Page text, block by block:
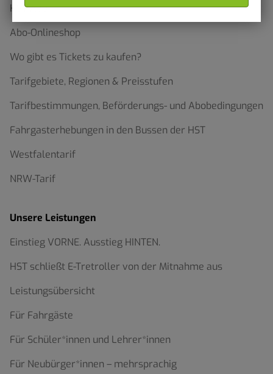
HST App
Abo-Onlineshop
Wo gibt es Tickets zu kaufen?
Tarifgebiete, Regionen & Preisstufen
Tarifbestimmungen, Beförderungs- und Abobedingungen
Fahrgasterhebungen in den Bussen der HST
Westfalentarif
NRW-Tarif
Unsere Leistungen
Einstieg VORNE. Ausstieg HINTEN.
HST schließt E-Tretroller von der Mitnahme aus
Leistungsübersicht
Für Fahrgäste
Für Schüler*innen und Lehrer*innen
Für Neubürger*innen – mehrsprachig